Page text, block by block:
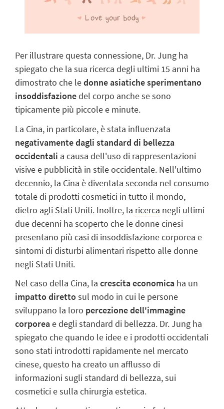
Per illustrare questa connessione, Dr. Jung ha
spiegato che la sua ricerca degli ultimi 15 anni ha
dimostrato che ledonne asiatiche sperimentano
insoddisfazionedel corpo anche se sono
tipicamente più piccole e minute.
La Cina, in particolare, è stata influenzata
negativamente dagli standard di bellezza
occidentali a causa dell'uso di rappresentazioni
visive e pubblicità in stile occidentale. Nell'ultimo
decennio, la Cina è diventata seconda nel consumo
totale di prodotti cosmetici in tutto il mondo,
dietro agli Stati Uniti. Inoltre, la ricerca negli ultimi
due decenni ha scoperto che le donne cinesi
presentano più casi di insoddisfazione corporea e
sintomi di disturbi alimentari rispetto alle donne
negli Stati Uniti.
Nel caso della Cina, la crescita economica ha un
impatto direttosul modo in cui le persone
sviluppano la loro percezione dell'immagine
corporeae degli standard di bellezza. Dr. Jung ha
spiegato che quando le idee e i prodotti occidentali
sono stati introdotti rapidamente nel mercato
cinese, questo ha creato un afflusso di
informazioni sugli standard di bellezza, sui
cosmetici e sulla chirurgia estetica.